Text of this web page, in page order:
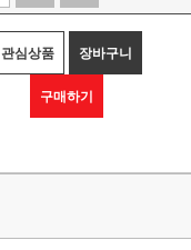
관심상품 장바구니
구매하기